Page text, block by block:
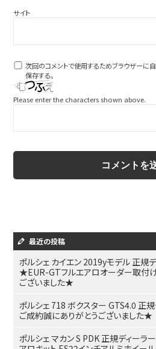
サイト
次回のコメントで使用するためブラウザーに自
保存する。
Please enter the characters shown above.
最近の投稿
ポルシェ カイエン 2019yモデル 正規
★EUR-GTフルエアロオーダー取付
ございました★
ポルシェ 718 ボクスター GTS4.0 正
ご成約誠にありがとうございました★
ポルシェ マカン S PDK 正規ディーラ